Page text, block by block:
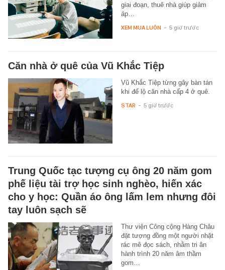
giai đoạn, thuê nhà giúp giảm
áp…
XEM MUA LUÔN - 5 giờ trước
Căn nhà ở quê của Vũ Khắc Tiệp
Vũ Khắc Tiệp từng gây bàn tán
khi để lộ căn nhà cấp 4 ở quê.
STAR - 5 giờ trước
Trung Quốc tạc tượng cụ ông 20 năm gom
phế liệu tài trợ học sinh nghèo, hiến xác
cho y học: Quần áo ông lấm lem nhưng đôi
tay luôn sạch sẽ
Thư viện Công cộng Hàng Châu
đặt tượng đồng một người nhặt
rác mê đọc sách, nhằm tri ân
hành trình 20 năm âm thầm
gom…